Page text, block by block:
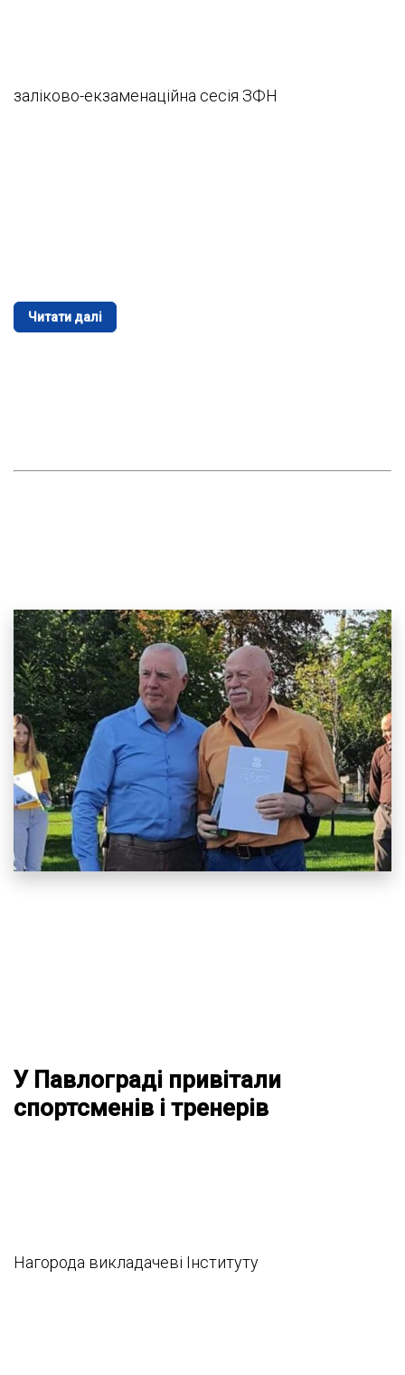
заліково-екзаменаційна сесія ЗФН
Читати далі
У Павлограді привітали
спортсменів і тренерів
Нагорода викладачеві Інституту